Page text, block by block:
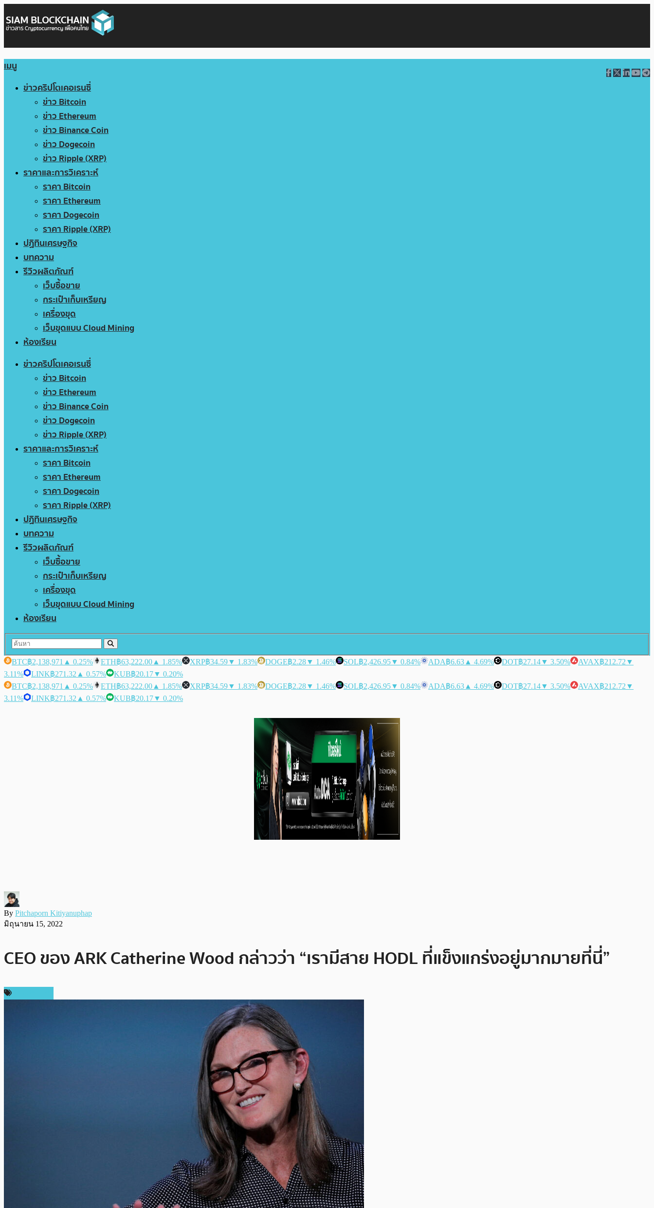
เมนู
ข่าวคริปโตเคอเรนซี่
ข่าว Bitcoin
ข่าว Ethereum
ข่าว Binance Coin
ข่าว Dogecoin
ข่าว Ripple (XRP)
ราคาและการวิเคราะห์
ราคา Bitcoin
ราคา Ethereum
ราคา Dogecoin
ราคา Ripple (XRP)
ปฏิทินเศรษฐกิจ
บทความ
รีวิวผลิตภัณฑ์
เว็บซื้อขาย
กระเป๋าเก็บเหรียญ
เครื่องขุด
เว็บขุดแบบ Cloud Mining
ห้องเรียน
ข่าวคริปโตเคอเรนซี่
ข่าว Bitcoin
ข่าว Ethereum
ข่าว Binance Coin
ข่าว Dogecoin
ข่าว Ripple (XRP)
ราคาและการวิเคราะห์
ราคา Bitcoin
ราคา Ethereum
ราคา Dogecoin
ราคา Ripple (XRP)
ปฏิทินเศรษฐกิจ
บทความ
รีวิวผลิตภัณฑ์
เว็บซื้อขาย
กระเป๋าเก็บเหรียญ
เครื่องขุด
เว็บขุดแบบ Cloud Mining
ห้องเรียน
BTC฿2,138,971 ▲ 0.25% ETH฿63,222.00 ▲ 1.85% XRP฿34.59▼ 1.83% DOGE฿2.28▼ 1.46% SOL฿2,426.95▼ 0.84% ADA฿6.63 ▲ 4.69% DOT฿27.14▼ 3.50% AVAX฿212.72 ▼
3.11%
LINK฿271.32 ▲ 0.57% KUB฿20.17▼ 0.20%
BTC฿2,138,971 ▲ 0.25% ETH฿63,222.00 ▲ 1.85% XRP฿34.59▼ 1.83% DOGE฿2.28▼ 1.46% SOL฿2,426.95▼ 0.84% ADA฿6.63 ▲ 4.69% DOT฿27.14▼ 3.50% AVAX฿212.72 ▼
3.11%
LINK฿271.32 ▲ 0.57% KUB฿20.17▼ 0.20%
By Pitchaporn Kitiyanuphap
มิถุนายน 15, 2022
CEO ของ ARK Catherine Wood กล่าวว่า “เรามีสาย HODL ที่แข็งแกร่งอยู่มากมายที่นี่”